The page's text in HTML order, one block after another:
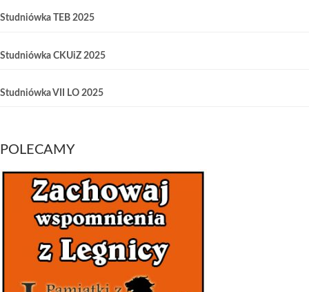
Studniówka TEB 2025
Studniówka CKUiZ 2025
Studniówka VII LO 2025
POLECAMY